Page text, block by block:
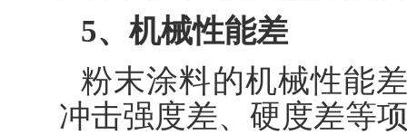
5、机械性能差
粉末涂料的机械性能
冲击强度差、硬度差等